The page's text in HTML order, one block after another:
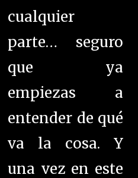
cualquier
parte… seguro
que ya
empiezas a
entender de qué
va la cosa. Y
una vez en este